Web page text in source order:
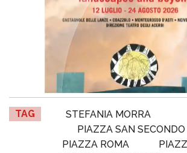
TAG STEFANIA MORRA
PIAZZA SAN SECONDO
PIAZZA ROMA